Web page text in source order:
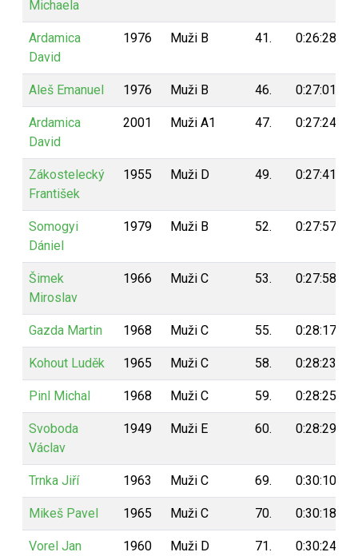
Michaela
Ardamica
David
1976 Muži B 41. 0:26:28
Aleš Emanuel 1976 Muži B 46. 0:27:01
Ardamica
David
2001 Muži A1 47. 0:27:24
Zákostelecký
František
1955 Muži D 49. 0:27:41
Somogyi
Dániel
1979 Muži B 52. 0:27:57
Šimek
Miroslav
1966 Muži C 53. 0:27:58
Gazda Martin 1968 Muži C 55. 0:28:17
Kohout Luděk 1965 Muži C 58. 0:28:23
Pinl Michal 1968 Muži C 59. 0:28:25
Svoboda
Václav
1949 Muži E 60. 0:28:29
Trnka Jiří 1963 Muži C 69. 0:30:10
Mikeš Pavel 1965 Muži C 70. 0:30:18
Vorel Jan 1960 Muži D 71. 0:30:24